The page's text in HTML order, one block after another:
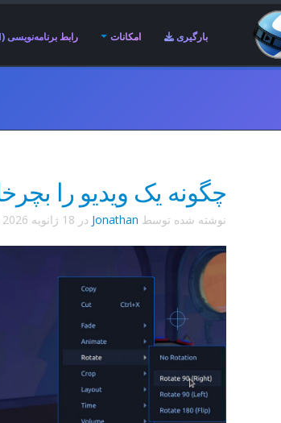
بارگیری امکانات رابط برنامه‌نویسی (API)
چگونه یک ویدیو را
نوشته شده توسط Jonathan در 18 ژانویه 2026